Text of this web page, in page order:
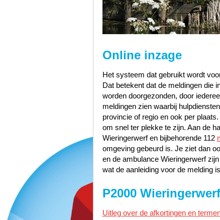
Online inzage
Het systeem dat gebruikt wordt
Dat betekent dat de meldingen die
worden doorgezonden, door
meldingen zien waarbij
provincie of regio en ook per
om snel ter plekke te zijn. Aan de
Wieringerwerf en bijbehorende 112
omgeving gebeurd is. Je ziet dan
en de ambulance Wieringerwerf
wat de aanleiding voor de melding
P2000
Uitleg over de afkortingen en